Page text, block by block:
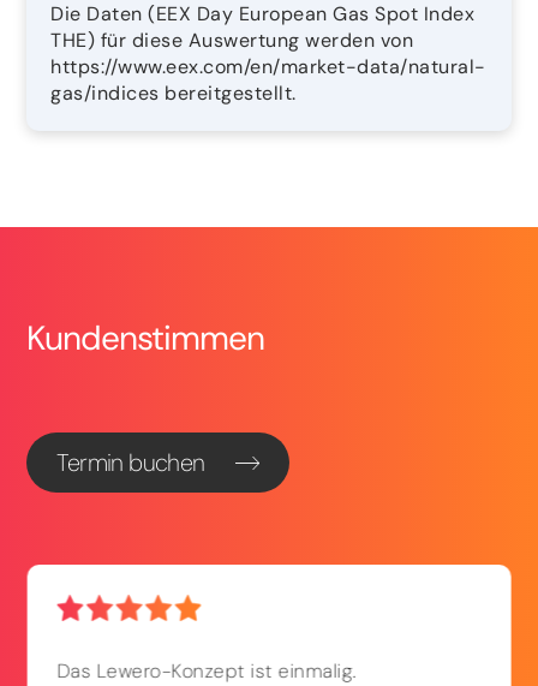
Die Daten (EEX Day European Gas Spot Index
THE) für diese Auswertung werden von
https://www.eex.com/en/market-data/natural-
gas/indices bereitgestellt.
Kundenstimmen
Termin buchen
Das Lewero-Konzept ist einmalig.